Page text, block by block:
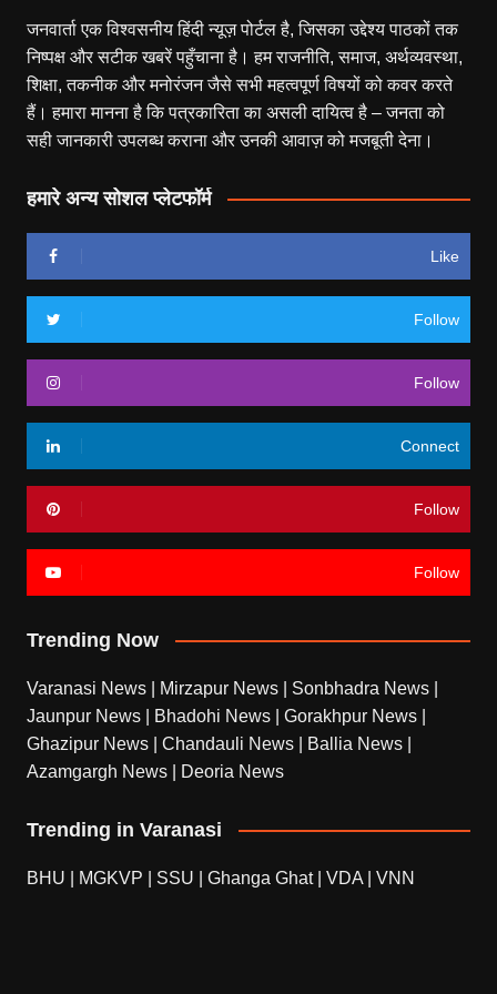
जनवार्ता एक विश्वसनीय हिंदी न्यूज़ पोर्टल है, जिसका उद्देश्य पाठकों तक
निष्पक्ष और सटीक खबरें पहुँचाना है। हम राजनीति, समाज, अर्थव्यवस्था,
शिक्षा, तकनीक और मनोरंजन जैसे सभी महत्वपूर्ण विषयों को कवर करते
हैं। हमारा मानना है कि पत्रकारिता का असली दायित्व है – जनता को
सही जानकारी उपलब्ध कराना और उनकी आवाज़ को मजबूती देना।
हमारे अन्य सोशल प्लेटफॉर्म
Like
Follow
Follow
Connect
Follow
Follow
Trending Now
Varanasi News Mirzapur News Sonbhadra News
Jaunpur News
Bhadohi News Gorakhpur News
Ghazipur News
Chandauli News Ballia News
Azamgargh News
Deoria News
Trending in Varanasi
BHU MGKVP SSU Ghanga Ghat| VDA VNN